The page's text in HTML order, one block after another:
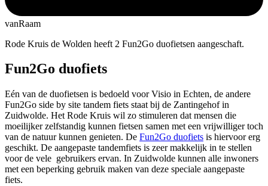
vanRaam
Rode Kruis de Wolden heeft 2 Fun2Go duofietsen aangeschaft.
Fun2Go duofiets
Eén van de duofietsen is bedoeld voor Visio in Echten, de andere
Fun2Go side by site tandem fiets staat bij de Zantingehof in
Zuidwolde. Het Rode Kruis wil zo stimuleren dat mensen die
moeilijker zelfstandig kunnen fietsen samen met een vrijwilliger toch
van de natuur kunnen genieten. De Fun2Go duofiets is hiervoor erg
geschikt. De aangepaste tandemfiets is zeer makkelijk in te stellen
voor de vele gebruikers ervan. In Zuidwolde kunnen alle inwoners
met een beperking gebruik maken van deze speciale aangepaste
fiets.